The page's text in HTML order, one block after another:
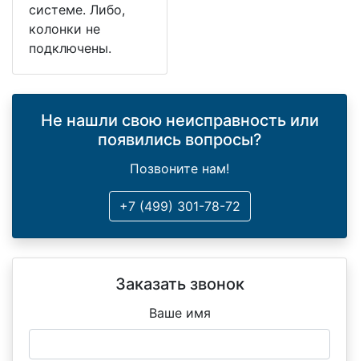
системе. Либо,
колонки не
подключены.
Не нашли свою неисправность или
появились вопросы?
Позвоните нам!
+7 (499) 301-78-72
Заказать звонок
Ваше имя